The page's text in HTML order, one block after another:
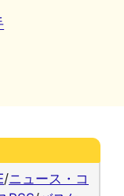
/ニュース・コ